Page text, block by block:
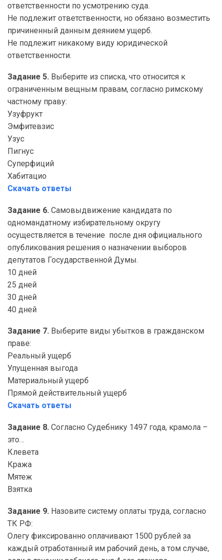
ответственности по усмотрению суда.
Не подлежит ответственности, но обязано возместить
причиненный данным деянием ущерб.
Не подлежит никакому виду юридической
ответственности.
Задание 5. Выберите из списка, что относится к
ограниченным вещным правам, согласно римскому
частному праву:
Узуфрукт
Эмфитевзис
Узус
Пигнус
Суперфиций
Хабитацио
Скачать ответы
Задание 6. Самовыдвижение кандидата по
одномандатному избирательному округу
осуществляется в течение после дня официального
опубликования решения о назначении выборов
депутатов Государственной Думы.
10 дней
25 дней
30 дней
40 дней
Задание 7. Выберите виды убытков в гражданском
праве:
Реальный ущерб
Упущенная выгода
Материальный ущерб
Прямой действительный ущерб
Скачать ответы
Задание 8. Согласно Судебнику 1497 года, крамола –
это…
Клевета
Кража
Мятеж
Взятка
Задание 9. Назовите систему оплаты труда, согласно
ТК РФ:
Олегу фиксированно оплачивают 1500 рублей за
каждый отработанный им рабочий день, а том случае,